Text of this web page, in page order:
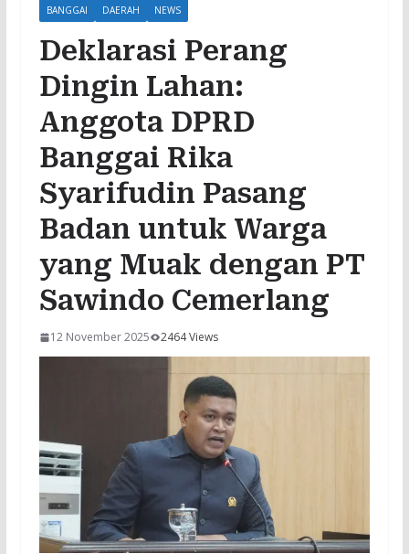
BANGGAI DAERAH NEWS
Deklarasi Perang
Dingin Lahan:
Anggota DPRD
Banggai Rika
Syarifudin Pasang
Badan untuk Warga
yang Muak dengan PT
Sawindo Cemerlang
12 November 2025 2464 Views